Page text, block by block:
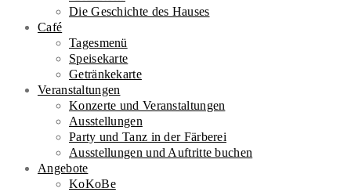
Die Geschichte des Hauses
Café
Tagesmenü
Speisekarte
Getränkekarte
Veranstaltungen
Konzerte und Veranstaltungen
Ausstellungen
Party und Tanz in der Färberei
Ausstellungen und Auftritte buchen
Angebote
KoKoBe